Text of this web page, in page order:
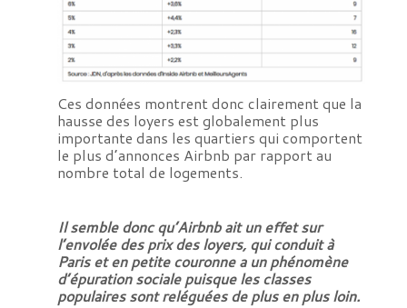
Ces données montrent donc clairement que la
hausse des loyers est globalement plus
importante dans les quartiers qui comportent
le plus d’annonces Airbnb par rapport au
nombre total de logements.
Il semble donc qu’Airbnb ait un effet sur
l’envolée des prix des loyers, qui conduit à
Paris et en petite couronne a un phénomène
d’épuration sociale puisque les classes
populaires sont reléguées de plus en plus loin.